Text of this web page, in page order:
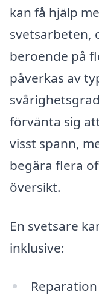
kan få hjälp
svetsarbeten,
beroende på
påverkas av
förvänta sig
visst spann,
begära flera
översikt.
En svetsare
inklusive: